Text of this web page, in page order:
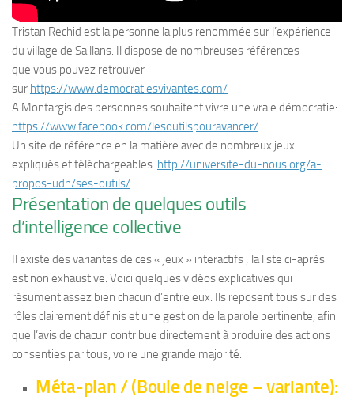
Tristan Rechid est la personne la plus renommée sur l’expérience
du village de Saillans. Il dispose de nombreuses références
que vous pouvez retrouver
sur https://www.democratiesvivantes.com/
A Montargis des personnes souhaitent vivre une vraie démocratie:
https://www.facebook.com/lesoutilspouravancer/
Un site de référence en la matière avec de nombreux jeux
expliqués et téléchargeables: http://universite-du-nous.org/a-
propos-udn/ses-outils/
Présentation de quelques outils
d’intelligence collective
Il existe des variantes de ces « jeux » interactifs ; la liste ci-après
est non exhaustive. Voici quelques vidéos explicatives qui
résument assez bien chacun d’entre eux. Ils reposent tous sur des
rôles clairement définis et une gestion de la parole pertinente, afin
que l’avis de chacun contribue directement à produire des actions
consenties par tous, voire une grande majorité.
Méta-plan / (Boule de neige – variante):